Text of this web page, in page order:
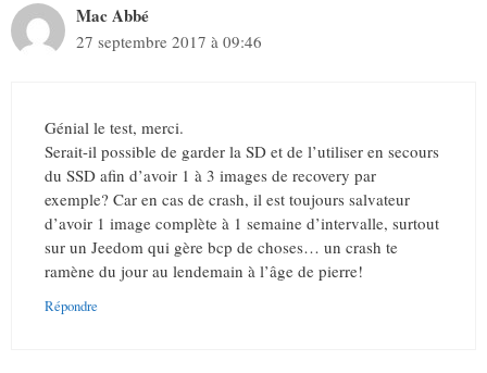
Mac Abbé
27 septembre 2017 à 09:46
Génial le test, merci.
Serait-il possible de garder la SD et de l’utiliser en secours
du SSD afin d’avoir 1 à 3 images de recovery par
exemple? Car en cas de crash, il est toujours salvateur
d’avoir 1 image complète à 1 semaine d’intervalle, surtout
sur un Jeedom qui gère bcp de choses… un crash te
ramène du jour au lendemain à l’âge de pierre!
Répondre